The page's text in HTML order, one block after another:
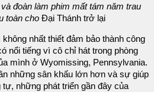
đoàn làm phim mất tám năm trau
toàn cho Đại Thánh trở lại
nhất thiết đảm bảo thành công
nổi tiếng vì cô chỉ hát trong phòng
mình ở Wyomissing, Pennsylvania.
những sân khấu lớn hơn và sự giúp
những phát triển gần đây của